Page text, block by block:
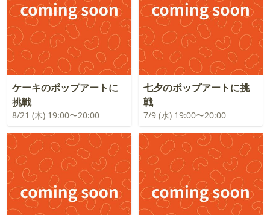
ケーキのポップアートに
挑戦
8/21 (木) 19:00〜20:00
七夕のポップアートに挑
戦
7/9 (水) 19:00〜20:00